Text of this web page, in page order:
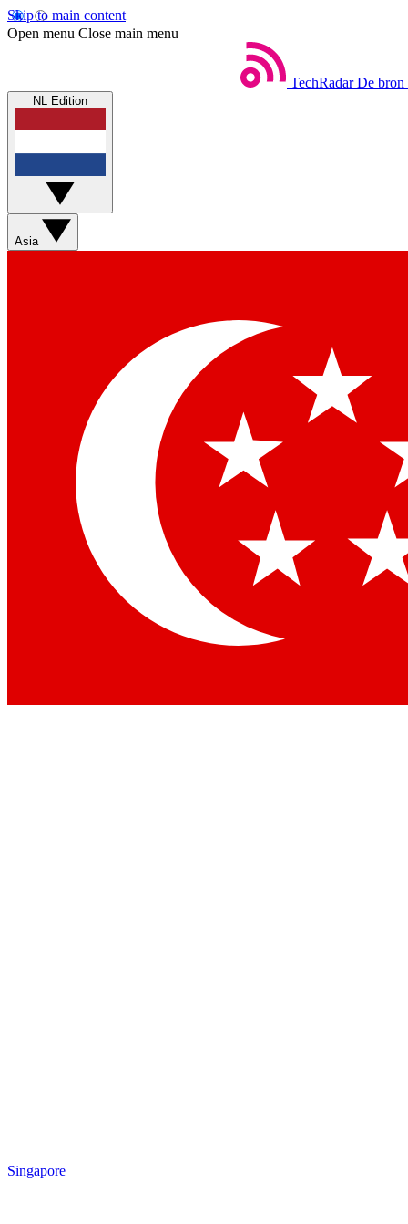
Skip to main content
Open menu Close main menu
TechRadar De bron
NL Edition
Asia
Singapore